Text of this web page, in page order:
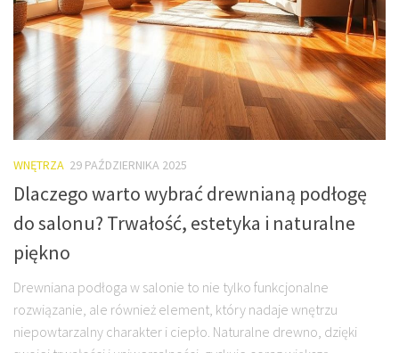
WNĘTRZA 29 PAŹDZIERNIKA 2025
Dlaczego warto wybrać drewnianą podłogę
do salonu? Trwałość, estetyka i naturalne
piękno
Drewniana podłoga w salonie to nie tylko funkcjonalne
rozwiązanie, ale również element, który nadaje wnętrzu
niepowtarzalny charakter i ciepło. Naturalne drewno, dzięki